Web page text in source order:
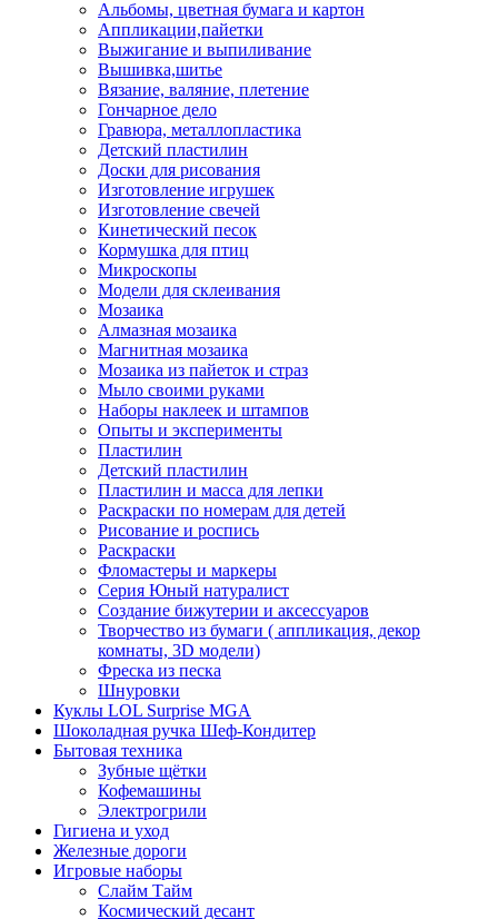
Альбомы, цветная бумага и картон
Аппликации,пайетки
Выжигание и выпиливание
Вышивка,шитье
Вязание, валяние, плетение
Гончарное дело
Гравюра, металлопластика
Детский пластилин
Доски для рисования
Изготовление игрушек
Изготовление свечей
Кинетический песок
Кормушка для птиц
Микроскопы
Модели для склеивания
Мозаика
Алмазная мозаика
Магнитная мозаика
Мозаика из пайеток и страз
Мыло своими руками
Наборы наклеек и штампов
Опыты и эксперименты
Пластилин
Детский пластилин
Пластилин и масса для лепки
Раскраски по номерам для детей
Рисование и роспись
Раскраски
Фломастеры и маркеры
Серия Юный натуралист
Создание бижутерии и аксессуаров
Творчество из бумаги ( аппликация, декор
комнаты, 3D модели)
Фреска из песка
Шнуровки
Куклы LOL Surprise MGA
Шоколадная ручка Шеф-Кондитер
Бытовая техника
Зубные щётки
Кофемашины
Электрогрили
Гигиена и уход
Железные дороги
Игровые наборы
Слайм Тайм
Космический десант